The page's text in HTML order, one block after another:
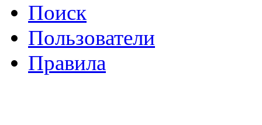
Поиск
Пользователи
Правила